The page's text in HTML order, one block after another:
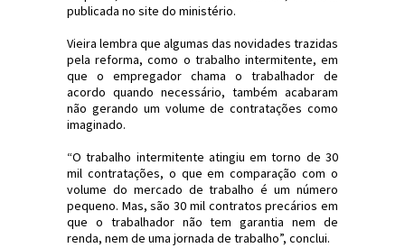
publicada no site do ministério.
Vieira lembra que algumas das novidades trazidas
pela reforma, como o trabalho intermitente, em
que o empregador chama o trabalhador de
acordo quando necessário, também acabaram
não gerando um volume de contratações como
imaginado.
“O trabalho intermitente atingiu em torno de 30
mil contratações, o que em comparação com o
volume do mercado de trabalho é um número
pequeno. Mas, são 30 mil contratos precários em
que o trabalhador não tem garantia nem de
renda, nem de uma jornada de trabalho”, conclui.